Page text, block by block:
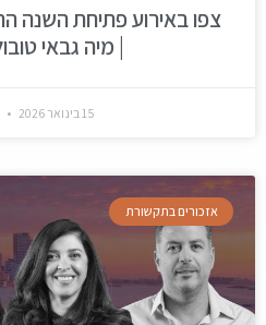
צפו באירוע פתיחת השנה
| מיה גבאי
15 בינואר 2026
אזכורים בתקשורת